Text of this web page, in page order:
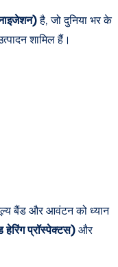
है, जो दुनिया भर के
शामिल हैं।
बैंड और आवंटन को ध्यान
प्रॉस्पेक्टस)और